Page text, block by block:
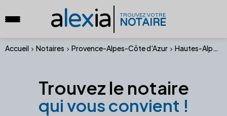
alexia TROUVEZ VOTRE
NOTAIRE
Accueil Notaires Provence-Alpes-Côte d'Azur Hautes-Alpes
Trouvez le notaire
qui vous convient !